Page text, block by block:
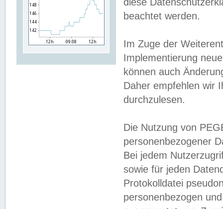
diese
beachtet werden.
Im Zuge der
Implementierung
können auch
Daher empfehlen wir
durchzulesen.
Die Nutzung von
personenbezogener
Bei jedem
sowie für jeden
Protokolldatei
personenbezogen